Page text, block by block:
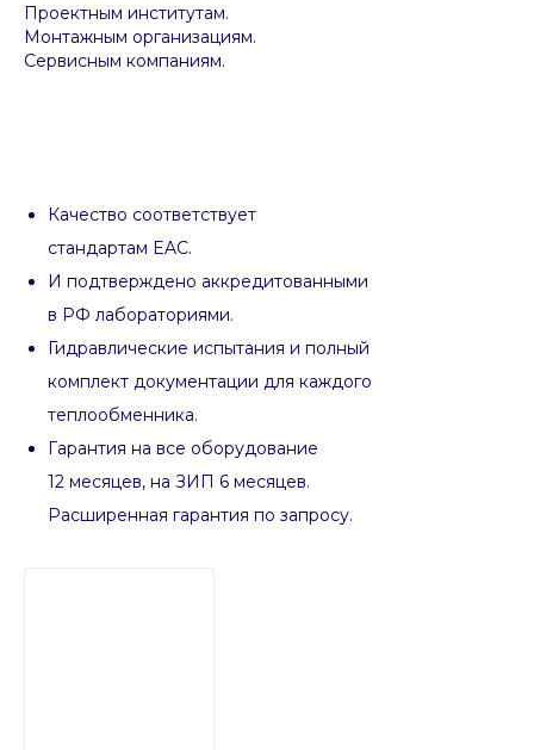
Проектным институтам.
Монтажным организациям.
Сервисным компаниям.
Качество соответствует
стандартам EAC.
И подтверждено аккредитованными
в РФ лабораториями.
Гидравлические испытания и полный
комплект документации для каждого
теплообменника.
Гарантия на все оборудование
12 месяцев, на ЗИП 6 месяцев.
Расширенная гарантия по запросу.